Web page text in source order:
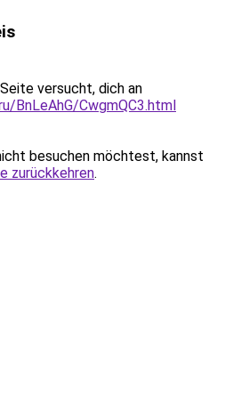
versucht, dich an
BnLeAhG/CwgmQC3.html
besuchen möchtest, kannst
zurückkehren.